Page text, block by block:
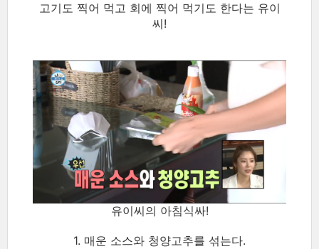
고기도 찍어 먹고 회에 찍어 먹기도 한다는 유이
씨!
유이씨의 아침식싸!
1. 매운 소스와 청양고추를 섞는다.